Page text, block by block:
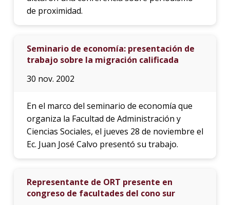
de proximidad.
Seminario de economía: presentación de
trabajo sobre la migración calificada
30 nov. 2002
En el marco del seminario de economía que
organiza la Facultad de Administración y
Ciencias Sociales, el jueves 28 de noviembre el
Ec. Juan José Calvo presentó su trabajo.
Representante de ORT presente en
congreso de facultades del cono sur